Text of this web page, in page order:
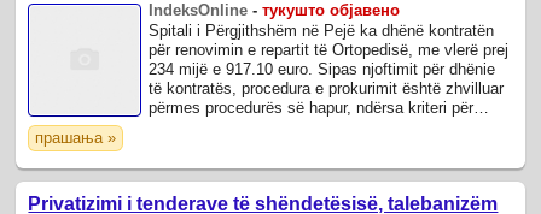
IndeksOnline -тукушто објавено
Spitali i Përgjithshëm në Pejë ka dhënë kontratën
për renovimin e repartit të Ortopedisë, me vlerë prej
234 mijë e 917.10 euro. Sipas njoftimit për dhënie
të kontratës, procedura e prokurimit është zhvilluar
përmes procedurës së hapur, ndërsa kriteri për
прашања »
Privatizimi i tenderave të shëndetësisë, talebanizëm